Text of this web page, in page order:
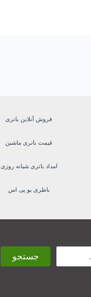
فروش آنلاین باتری
قیمت باتری ماشین
امداد باتری شبانه روزی
باطری یو پی اس
جستجو